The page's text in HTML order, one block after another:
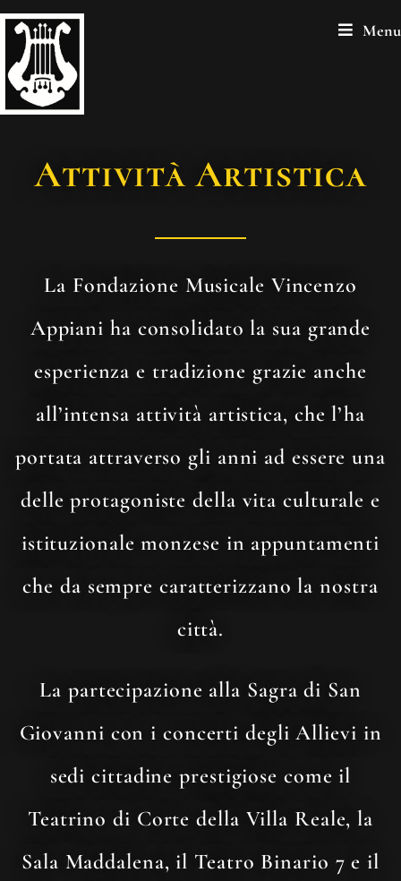
Menu
Attività Artistica
La Fondazione Musicale Vincenzo
Appiani ha consolidato la sua grande
esperienza e tradizione grazie anche
all’intensa attività artistica, che l’ha
portata attraverso gli anni ad essere una
delle protagoniste della vita culturale e
istituzionale monzese in appuntamenti
che da sempre caratterizzano la nostra
città.
La partecipazione alla Sagra di San
Giovanni con i concerti degli Allievi in
sedi cittadine prestigiose come il
Teatrino di Corte della Villa Reale, la
Sala Maddalena, il Teatro Binario 7 e il